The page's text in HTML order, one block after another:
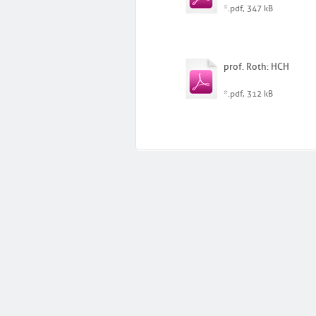
*.pdf, 347 kB
prof. Roth: HCH
*.pdf, 312 kB